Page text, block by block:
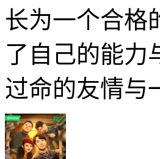
长为一个合格
了自己的能力
过命的友情与